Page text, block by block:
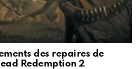
des repaires de
Redemption 2